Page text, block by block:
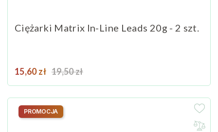
Ciężarki Matrix In-Line Leads 20g - 2 szt.
Cena
15,60 zł Cena podstawowa
19,50 zł
PROMOCJA